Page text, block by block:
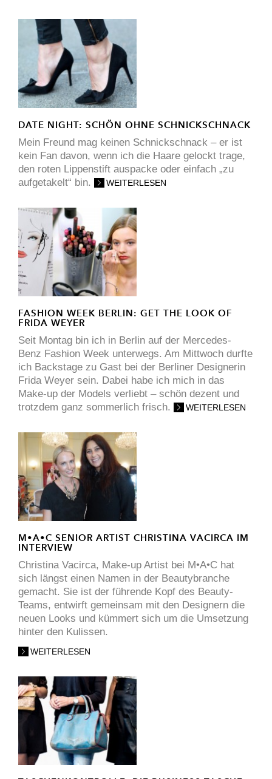
DATE NIGHT: SCHÖN OHNE SCHNICKSCHNACK
Mein Freund mag keinen Schnickschnack – er ist
kein Fan davon, wenn ich die Haare gelockt trage,
den roten Lippenstift auspacke oder einfach „zu
aufgetakelt“ bin.
WEITERLESEN
FASHION WEEK BERLIN: GET THE LOOK OF
FRIDA WEYER
Seit Montag bin ich in Berlin auf der Mercedes-
Benz Fashion Week unterwegs. Am Mittwoch durfte
ich Backstage zu Gast bei der Berliner Designerin
Frida Weyer sein. Dabei habe ich mich in das
Make-up der Models verliebt – schön dezent und
trotzdem ganz sommerlich frisch.
WEITERLESEN
M•A•C SENIOR ARTIST CHRISTINA VACIRCA IM
INTERVIEW
Christina Vacirca, Make-up Artist bei M•A•C hat
sich längst einen Namen in der Beautybranche
gemacht. Sie ist der führende Kopf des Beauty-
Teams, entwirft gemeinsam mit den Designern die
neuen Looks und kümmert sich um die Umsetzung
hinter den Kulissen.
WEITERLESEN